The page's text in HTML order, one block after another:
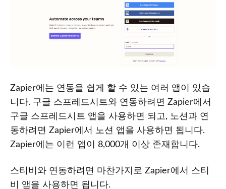
Zapier에는 연동을 쉽게 할 수 있는 여러 앱이 있습
니다. 구글 스프레드시트와 연동하려면 Zapier에서
구글 스프레드시트 앱을 사용하면 되고, 노션과 연
동하려면 Zapier에서 노션 앱을 사용하면 됩니다.
Zapier에는 이런 앱이 8,000개 이상 존재합니다.
스티비와 연동하려면 마찬가지로 Zapier에서 스티
비 앱을 사용하면 됩니다.